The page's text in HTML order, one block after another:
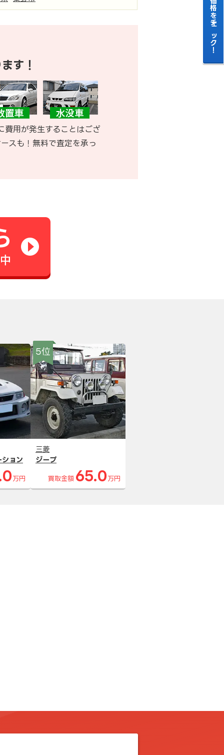
す！
費用が発生することはござ
スも！無料で査定を承っ
ション
万円
5位
三菱
ジープ
買取金額 65.0 万円